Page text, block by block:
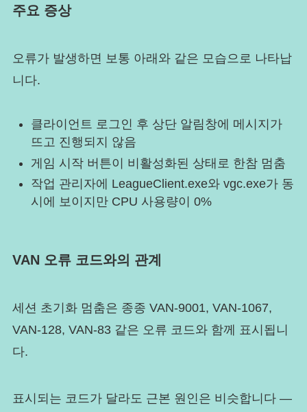
주요 증상
오류가 발생하면 보통 아래와 같은 모습으로 나타납
니다.
클라이언트 로그인 후 상단 알림창에 메시지가
뜨고 진행되지 않음
게임 시작 버튼이 비활성화된 상태로 한참 멈춤
작업 관리자에 LeagueClient.exe와 vgc.exe가 동
시에 보이지만 CPU 사용량이 0%
VAN 오류 코드와의 관계
세션 초기화 멈춤은 종종 VAN-9001, VAN-1067,
VAN-128, VAN-83 같은 오류 코드와 함께 표시됩니
다.
표시되는 코드가 달라도 근본 원인은 비슷합니다 —